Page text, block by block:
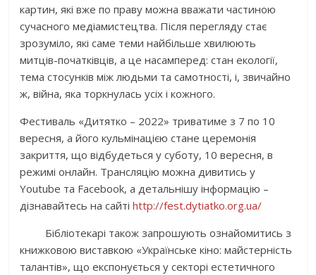
картин, які вже по праву можна вважати частиною
сучасного медіамистецтва. Після перегляду стає
зрозуміло, які саме теми найбільше хвилюють
митців-початківців, а це насамперед: стан екології,
тема стосунків між людьми та самотності, і, звичайно
ж, війна, яка торкнулась усіх і кожного.
Фестиваль «Дитятко – 2022» триватиме з 7 по 10
вересня, а його кульмінацією стане церемонія
закриття, що відбудеться у суботу, 10 вересня, в
режимі онлайн. Трансляцію можна дивитись у
Youtube та Facebook, а детальнішу інформацію –
дізнавайтесь на сайтіhttp://fest.dytiatko.org.ua/
Бібліотекарі також запрошують ознайомитись з
книжковою виставкою «Українське кіно: майстерність
талантів», що експонується у секторі естетичного